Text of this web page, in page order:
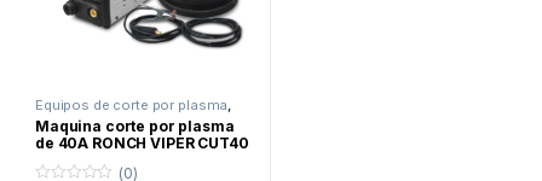
Equipos de corte por plasma
Plasma Promociones
Maquina corte por plasma
de 40A RONCH VIPER CUT40
(0)